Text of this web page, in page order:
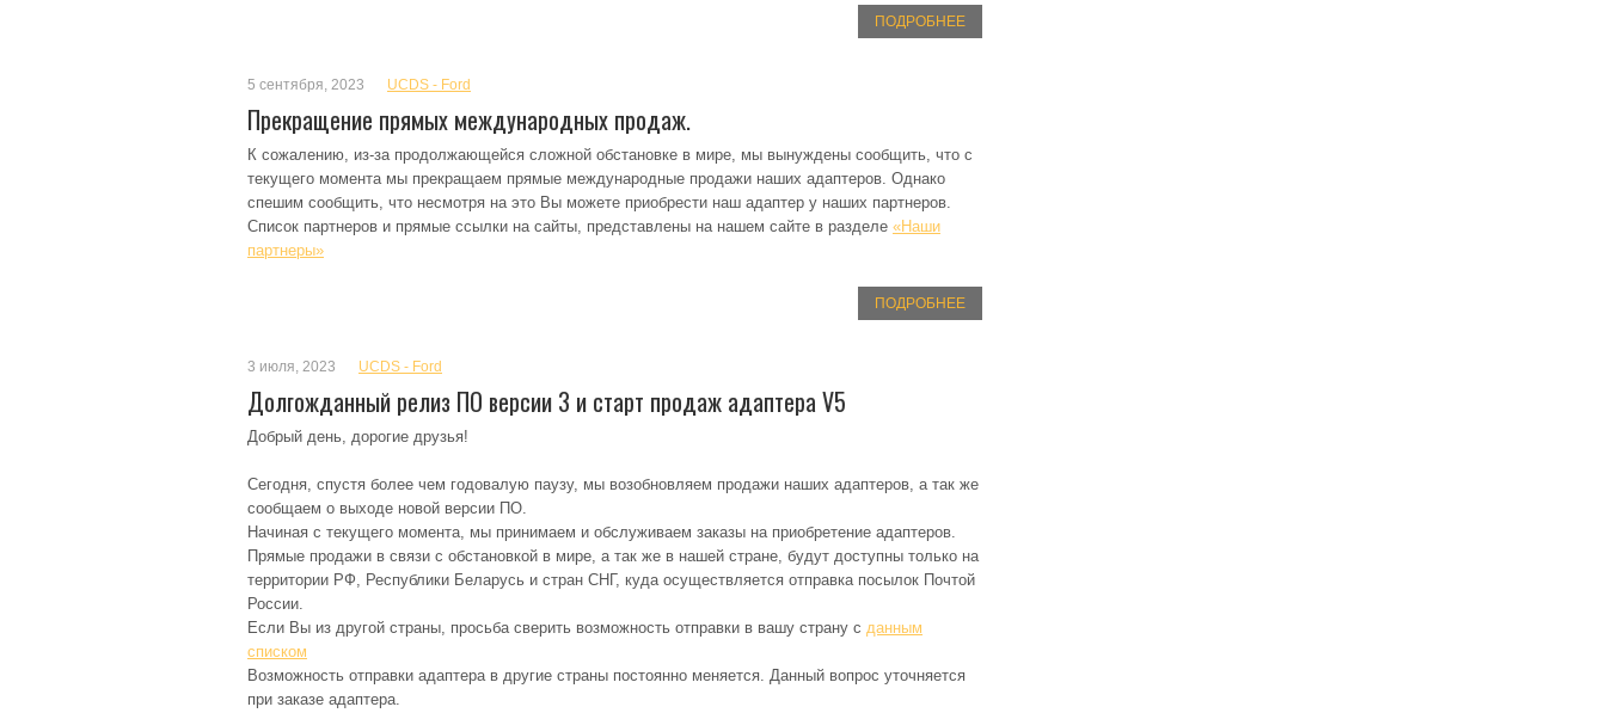
ПОДРОБНЕЕ
5 сентября, 2023 UCDS - Ford
Прекращение прямых международных продаж.
К сожалению, из-за продолжающейся сложной обстановке в мире, мы вынуждены сообщить, что с
текущего момента мы прекращаем прямые международные продажи наших адаптеров. Однако
спешим сообщить, что несмотря на это Вы можете приобрести наш адаптер у наших партнеров.
Список партнеров и прямые ссылки на сайты, представлены на нашем сайте в разделе «Наши
партнеры»
ПОДРОБНЕЕ
3 июля, 2023 UCDS - Ford
Долгожданный релиз ПО версии 3 и старт продаж адаптера V5
Добрый день, дорогие друзья!
Сегодня, спустя более чем годовалую паузу, мы возобновляем продажи наших адаптеров, а так же
сообщаем о выходе новой версии ПО.
Начиная с текущего момента, мы принимаем и обслуживаем заказы на приобретение адаптеров.
Прямые продажи в связи с обстановкой в мире, а так же в нашей стране, будут доступны только на
территории РФ, Республики Беларусь и стран СНГ, куда осуществляется отправка посылок Почтой
России.
Если Вы из другой страны, просьба сверить возможность отправки в вашу страну с данным
списком
Возможность отправки адаптера в другие страны постоянно меняется. Данный вопрос уточняется
при заказе адаптера.